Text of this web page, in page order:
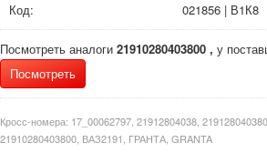
Код: 021856 | В1К8
Посмотреть аналоги 21910280403800 , у
Посмотреть
Кросс-номера: 17_00062797, 21912804038,
21910280403800, ВАЗ2191, ГРАНТА, GRANTA